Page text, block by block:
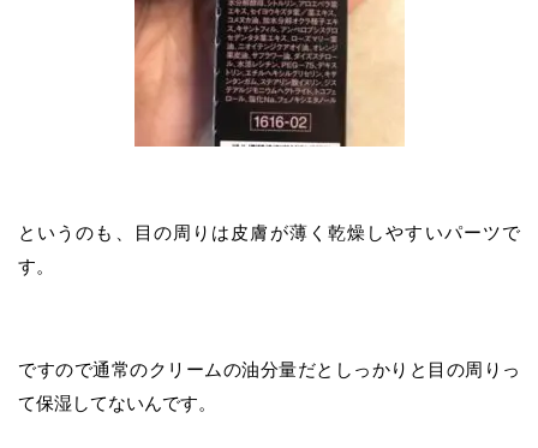
というのも、目の周りは皮膚が薄く乾燥しやすいパーツで
す。
ですので通常のクリームの油分量だとしっかりと目の周りっ
て保湿してないんです。